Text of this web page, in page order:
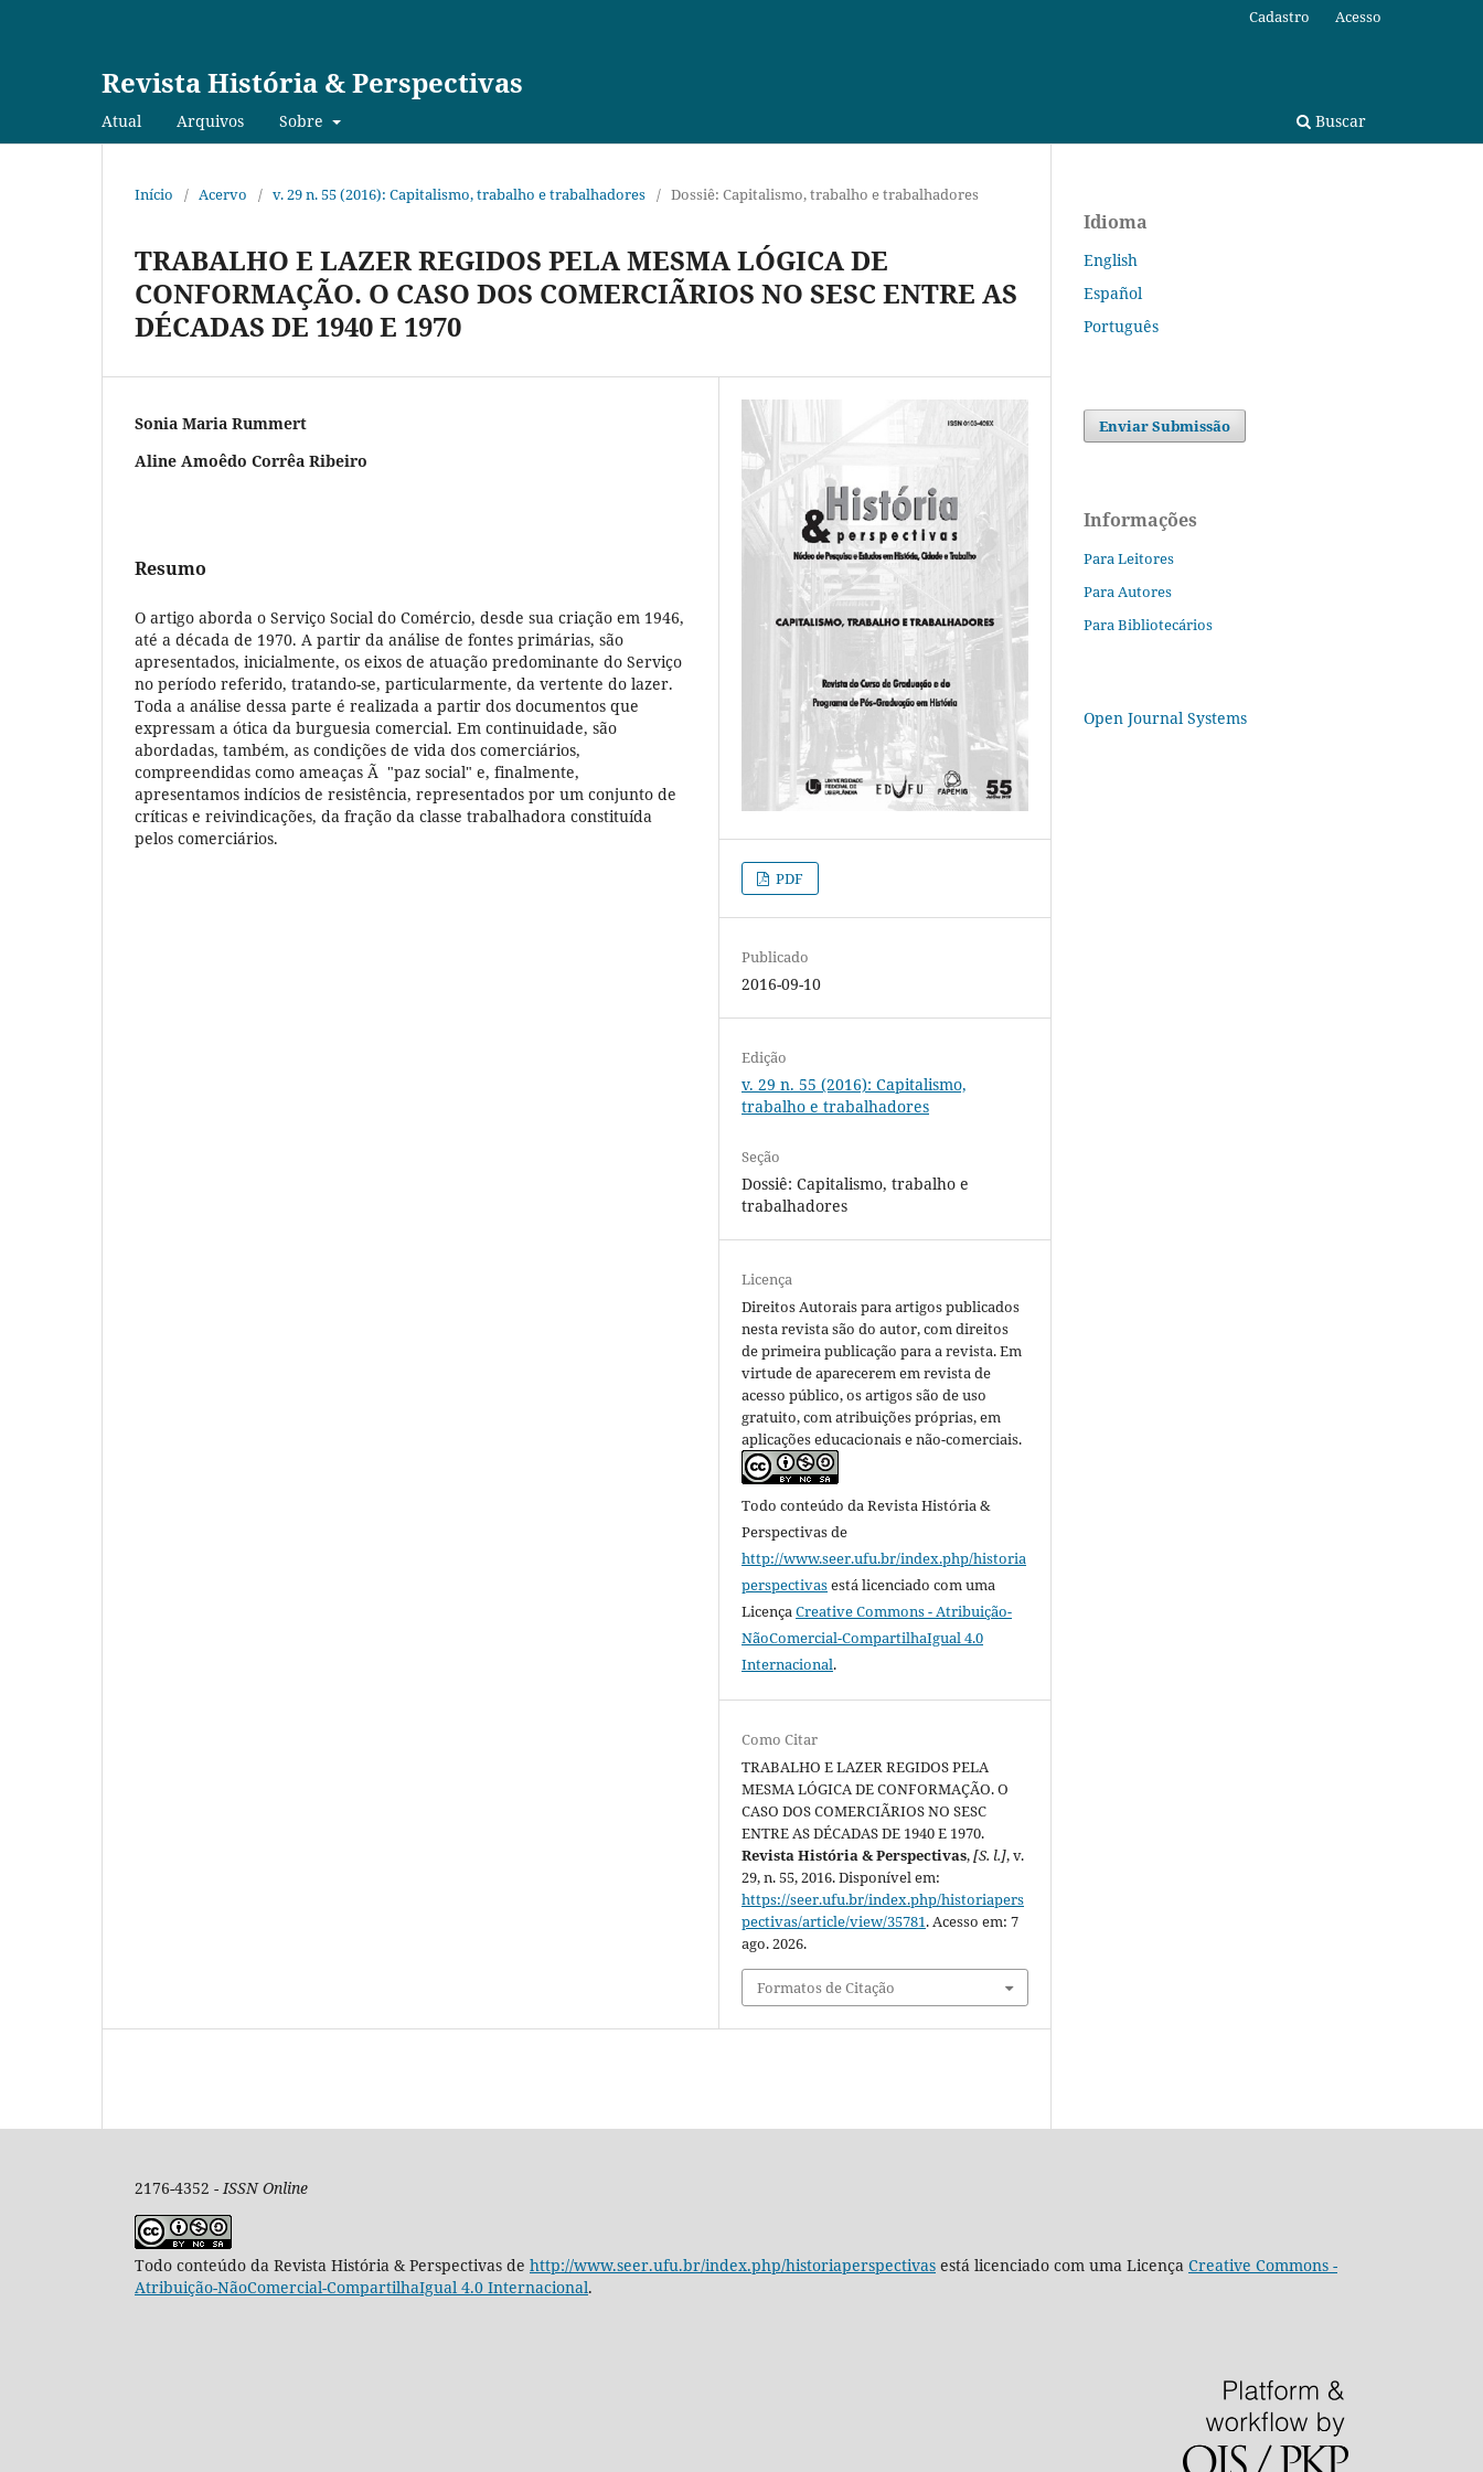
Revista História & Perspectivas
Atual Arquivos Sobre Buscar
Cadastro Acesso
Início / Acervo / v. 29 n. 55 (2016): Capitalismo, trabalho e trabalhadores / Dossiê: Capitalismo, trabalho e trabalhadores
TRABALHO E LAZER REGIDOS PELA MESMA LÓGICA DE
CONFORMAÇÃO. O CASO DOS COMERCIÃRIOS NO SESC ENTRE AS
DÉCADAS DE 1940 E 1970
Sonia Maria Rummert
Aline Amoêdo Corrêa Ribeiro
Resumo
O artigo aborda o Serviço Social do Comércio, desde sua criação em 1946,
até a década de 1970. A partir da análise de fontes primárias, são
apresentados, inicialmente, os eixos de atuação predominante do Serviço
no período referido, tratando-se, particularmente, da vertente do lazer.
Toda a análise dessa parte é realizada a partir dos documentos que
expressam a ótica da burguesia comercial. Em continuidade, são
abordadas, também, as condições de vida dos comerciários,
compreendidas como ameaças Ã "paz social" e, finalmente,
apresentamos indícios de resistência, representados por um conjunto de
críticas e reivindicações, da fração da classe trabalhadora constituída
pelos comerciários.
PDF
Publicado
2016-09-10
Edição
v. 29 n. 55 (2016): Capitalismo,
trabalho e trabalhadores
Seção
Dossiê: Capitalismo, trabalho e
trabalhadores
Licença
Direitos Autorais para artigos publicados
nesta revista são do autor, com direitos
de primeira publicação para a revista. Em
virtude de aparecerem em revista de
acesso público, os artigos são de uso
gratuito, com atribuições próprias, em
aplicações educacionais e não-comerciais.
Todo conteúdo da Revista História &
Perspectivasde
http://www.seer.ufu.br/index.php/historia
perspectivasestá licenciado com uma
LicençaCreative Commons - Atribuição-
NãoComercial-CompartilhaIgual 4.0
Internacional.
Como Citar
TRABALHO E LAZER REGIDOS PELA
MESMA LÓGICA DE CONFORMAÇÃO. O
CASO DOS COMERCIÃRIOS NO SESC
ENTRE AS DÉCADAS DE 1940 E 1970.
Revista História & Perspectivas,[S. l.], v.
29, n. 55, 2016. Disponível em:
https://seer.ufu.br/index.php/historiapers
pectivas/article/view/35781. Acesso em: 7
ago. 2026.
Formatos de Citação
Idioma
English
Español
Português
Enviar Submissão
Informações
Para Leitores
Para Autores
Para Bibliotecários
Open Journal Systems
2176-4352 -ISSN Online
Todo conteúdo da Revista História & Perspectivas de http://www.seer.ufu.br/index.php/historiaperspectivas está licenciado com uma Licença Creative Commons -
Atribuição-NãoComercial-CompartilhaIgual 4.0 Internacional.